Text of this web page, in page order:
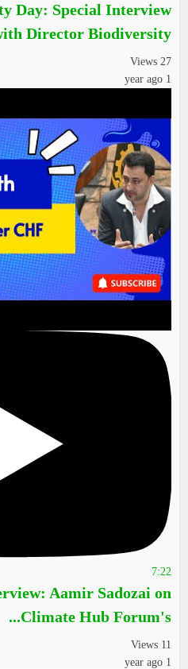
Day: Special Interview
Director Biodiversity...
27 Views
1 year ago
7:22
Aamir Sadozai on
Climate Hub Forum's...
11 Views
1 year ago